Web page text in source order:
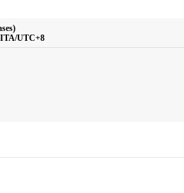
UTC+8